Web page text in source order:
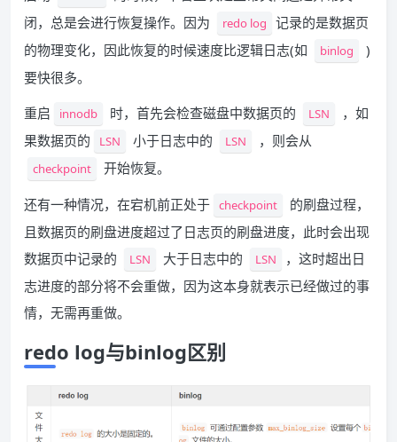
闭，总是会进行恢复操作。因为
redo log
记录的是数据页
的物理变化，因此恢复的时候速度比逻辑日志(如
binlog
)
要快很多。
重启
innodb 时，首先会检查磁盘中数据页的 LSN
，如
果数据页的
LSN 小于日志中的 LSN ，则会从
checkpoint 开始恢复。
还有一种情况，在宕机前正处于 checkpoint
的刷盘过程，
且数据页的刷盘进度超过了日志页的刷盘进度，此时会出现
数据页中记录的
LSN 大于日志中的 LSN
，这时超出日
志进度的部分将不会重做，因为这本身就表示已经做过的事
情，无需再重做。
redo log与binlog区别